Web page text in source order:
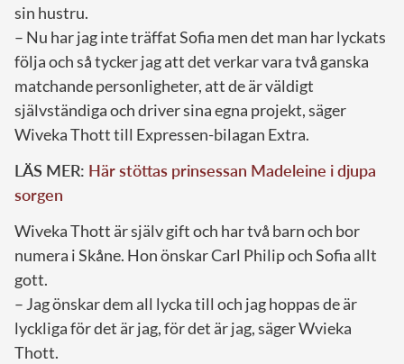
sin hustru.
– Nu har jag inte träffat Sofia men det man har lyckats
följa och så tycker jag att det verkar vara två ganska
matchande personligheter, att de är väldigt
självständiga och driver sina egna projekt, säger
Wiveka Thott till Expressen-bilagan Extra.
LÄS MER: Här stöttas prinsessan Madeleine i djupa
sorgen
Wiveka Thott är själv gift och har två barn och bor
numera i Skåne. Hon önskar Carl Philip och Sofia allt
gott.
– Jag önskar dem all lycka till och jag hoppas de är
lyckliga för det är jag, för det är jag, säger Wvieka
Thott.